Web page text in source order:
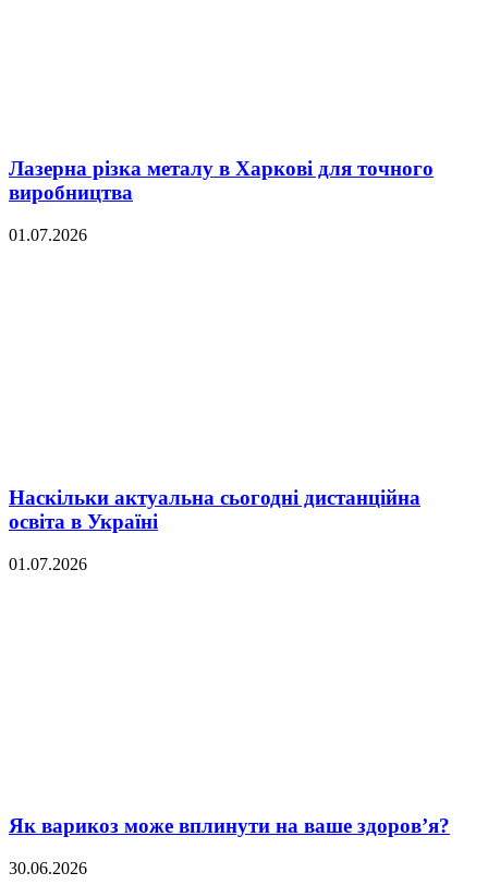
Лазерна різка металу в Харкові для точного
виробництва
01.07.2026
Наскільки актуальна сьогодні дистанційна
освіта в Україні
01.07.2026
Як варикоз може вплинути на ваше здоров’я?
30.06.2026